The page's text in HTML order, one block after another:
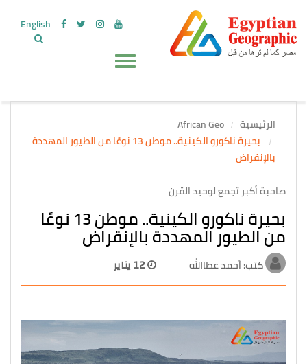
English
الرئيسية
African Geo
بحيرة ناكورو الكينية.. موطن 13 نوعًا من الطيور المهددة
بالإنقراض
صاحبة أكبر تجمع لوحيد القرن
بحيرة ناكورو الكينية.. موطن 13 نوعًا
من الطيور المهددة بالإنقراض
كتب: أحمد عطاالله